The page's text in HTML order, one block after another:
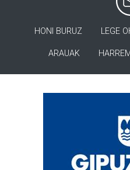
HONI BURUZ LEGE
ARAUAK